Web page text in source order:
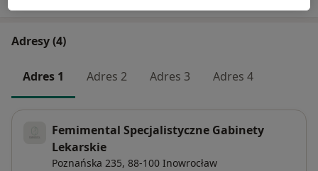
Adresy (4)
Adres 1 Adres 2 Adres 3 Adres 4
Femimental Specjalistyczne Gabinety
Lekarskie
Poznańska 235, 88-100 Inowrocław